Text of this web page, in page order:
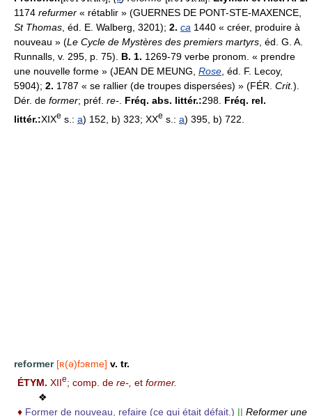
1174 refurmer « rétablir » (GUERNES DE PONT-STE-MAXENCE,
St Thomas, éd. E. Walberg, 3201); 2. ca 1440 « créer, produire à
nouveau » (Le Cycle de Mystères des premiers martyrs, éd. G. A.
Runnalls, v. 295, p. 75). B. 1. 1269-79 verbe pronom. « prendre
une nouvelle forme » (JEAN DE MEUNG, Rose, éd. F. Lecoy,
5904); 2. 1787 « se rallier (de troupes dispersées) » (FÉR. Crit.).
Dér. de former; préf. re-. Fréq. abs. littér.:298. Fréq. rel.
littér.:XIXe s.: a) 152, b) 323; XXe s.: a) 395, b) 722.
reformer [ʀ(ə)fɔʀme] v. tr.
ÉTYM. XIIe; comp. de re-, et former.
❖
♦ Former de nouveau, refaire (ce qui était défait.) || Reformer une